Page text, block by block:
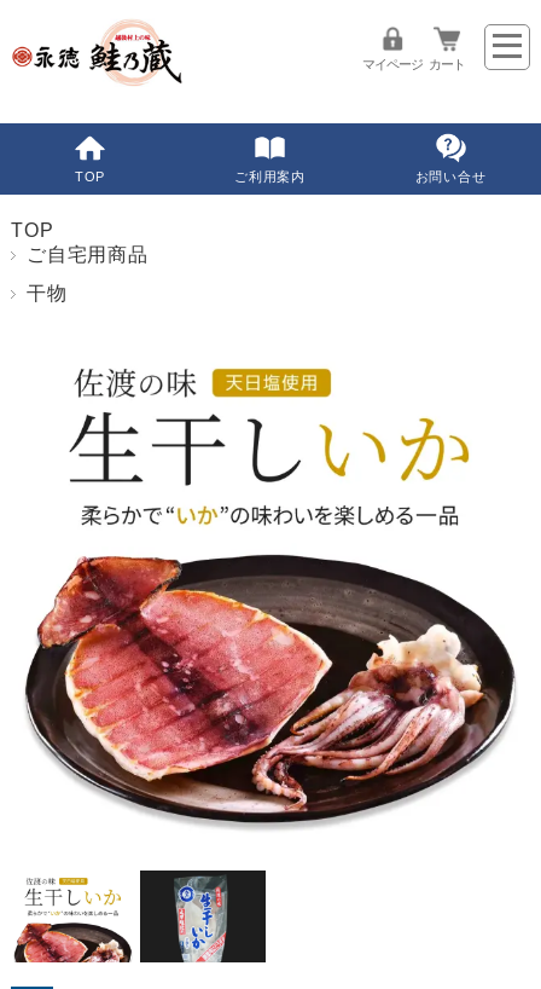
マイページ カート
TOP ご利用案内 お問い合せ
TOP
ご自宅用商品
干物